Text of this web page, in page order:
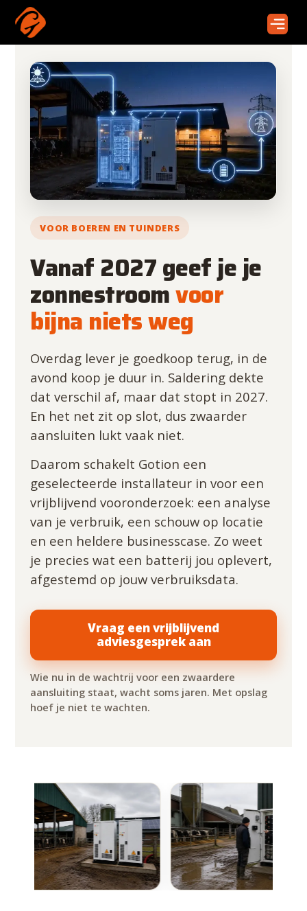
VOOR BOEREN EN TUINDERS
Vanaf 2027 geef je je
zonnestroomvoor
bijna niets weg
Overdag lever je goedkoop terug, in de
avond koop je duur in. Saldering dekte
dat verschil af, maar dat stopt in 2027.
En het net zit op slot, dus zwaarder
aansluiten lukt vaak niet.
Daarom schakelt Gotion een
geselecteerde installateur in voor een
vrijblijvend vooronderzoek: een analyse
van je verbruik, een schouw op locatie
en een heldere businesscase. Zo weet
je precies wat een batterij jou oplevert,
afgestemd op jouw verbruiksdata.
Vraag een vrijblijvend
adviesgesprek aan
Wie nu in de wachtrij voor een zwaardere
aansluiting staat, wacht soms jaren. Met opslag
hoef je niet te wachten.